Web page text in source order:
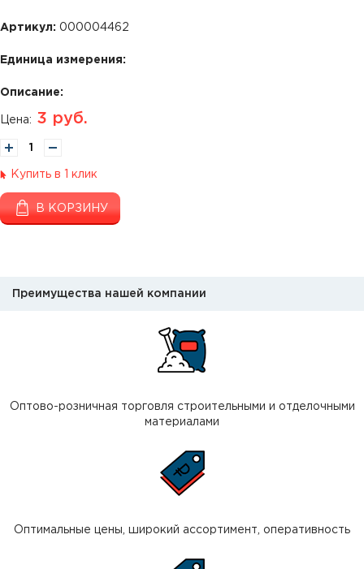
Артикул: 000004462
Единица измерения:
Описание:
Цена: 3 руб.
Купить в 1 клик
В КОРЗИНУ
Преимущества нашей компании
Оптово-розничная торговля строительными и отделочными
материалами
Оптимальные цены, широкий ассортимент, оперативность